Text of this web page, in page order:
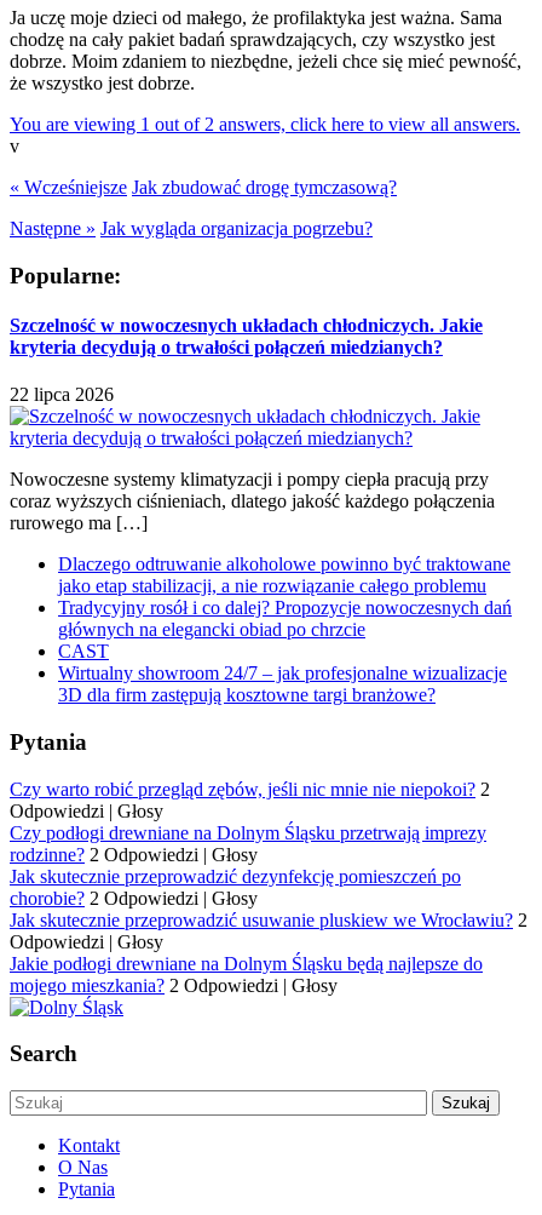
Ja uczę moje dzieci od małego, że profilaktyka jest ważna. Sama
chodzę na cały pakiet badań sprawdzających, czy wszystko jest
dobrze. Moim zdaniem to niezbędne, jeżeli chce się mieć pewność,
że wszystko jest dobrze.
You are viewing 1 out of 2 answers, click here to view all answers.
v
« Wcześniejsze Jak zbudować drogę tymczasową?
Następne » Jak wygląda organizacja pogrzebu?
Popularne:
Szczelność w nowoczesnych układach chłodniczych. Jakie
kryteria decydują o trwałości połączeń miedzianych?
22 lipca 2026
Nowoczesne systemy klimatyzacji i pompy ciepła pracują przy
coraz wyższych ciśnieniach, dlatego jakość każdego połączenia
rurowego ma […]
Dlaczego odtruwanie alkoholowe powinno być traktowane
jako etap stabilizacji, a nie rozwiązanie całego problemu
Tradycyjny rosół i co dalej? Propozycje nowoczesnych dań
głównych na elegancki obiad po chrzcie
CAST
Wirtualny showroom 24/7 – jak profesjonalne wizualizacje
3D dla firm zastępują kosztowne targi branżowe?
Pytania
Czy warto robić przegląd zębów, jeśli nic mnie nie niepokoi? 2
Odpowiedzi | Głosy
Czy podłogi drewniane na Dolnym Śląsku przetrwają imprezy
rodzinne? 2 Odpowiedzi | Głosy
Jak skutecznie przeprowadzić dezynfekcję pomieszczeń po
chorobie? 2 Odpowiedzi | Głosy
Jak skutecznie przeprowadzić usuwanie pluskiew we Wrocławiu? 2
Odpowiedzi | Głosy
Jakie podłogi drewniane na Dolnym Śląsku będą najlepsze do
mojego mieszkania? 2 Odpowiedzi | Głosy
Search
Kontakt
O Nas
Pytania